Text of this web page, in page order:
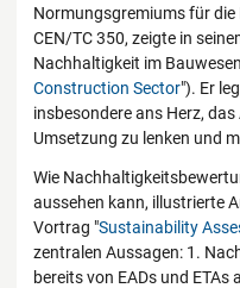
Normungsgremiums für
CEN/TC 350, zeigte in
Nachhaltigkeit im
Construction Sector"). Er
insbesondere ans Herz,
Umsetzung zu lenken und
Wie
aussehen kann, illustrierte
Vortrag "Sustainability
zentralen Aussagen: 1.
bereits von EADs und